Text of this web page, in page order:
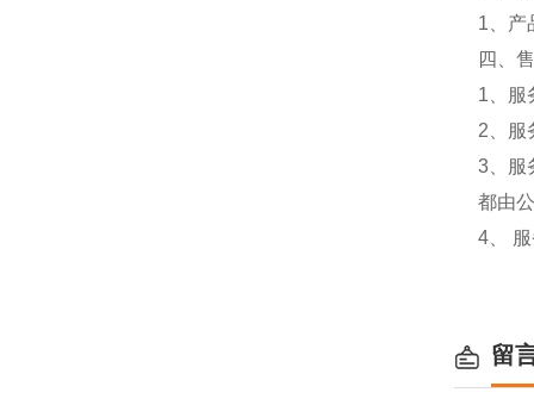
1、产
四、
1、服
2、服
3、服
都由
4、
留